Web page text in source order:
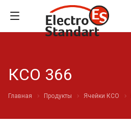
КСО 366
Главная Продукты Ячейки КСО